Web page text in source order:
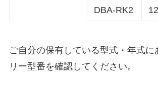
DBA-RK2
ご自分の保有している型式・年式に
リー型番を確認してください。